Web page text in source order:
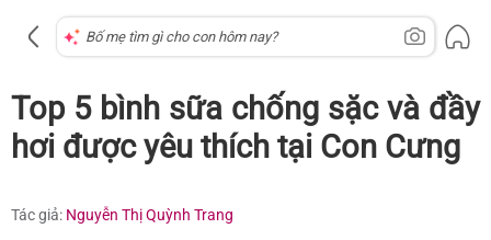
Top 5 bình sữa chống sặc và đầy
hơi được yêu thích tại Con Cưng
Tác giả: Nguyễn Thị Quỳnh Trang